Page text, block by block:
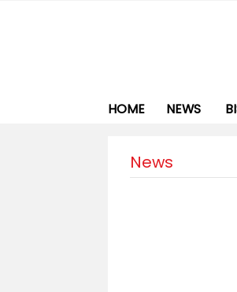
HOME NEWS
News